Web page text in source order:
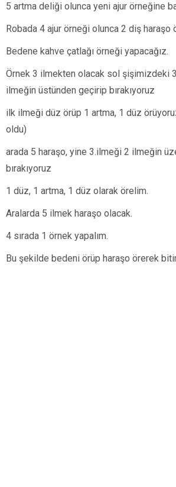
5 artma deliği olunca yeni ajur örneğine
Robada 4 ajur örneği olunca 2 diş haraşo
Bedene kahve çatlağı örneği yapacağız.
Örnek 3 ilmekten olacak sol şişimizdeki
ilmeğin üstünden geçirip bırakıyoruz
ilk ilmeği düz örüp 1 artma, 1 düz
oldu)
arada 5 haraşo, yine 3.ilmeği 2 ilmeğin
bırakıyoruz
1 düz, 1 artma, 1 düz olarak örelim.
Aralarda 5 ilmek haraşo olacak.
4 sırada 1 örnek yapalım.
Bu şekilde bedeni örüp haraşo örerek